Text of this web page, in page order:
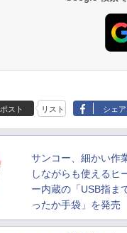
ポスト リスト シェア
サンコー、細かい作
しながらも使えるヒ
ー内蔵の「USB指ま
ったか手袋」を発売